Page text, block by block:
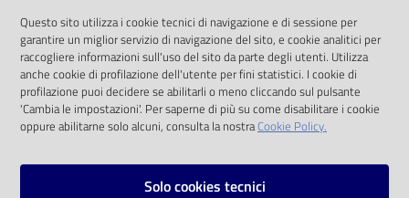
solo alle condizioni previste dalla direttiva
comunitaria 2003/98/CE e dal d.lgs. 36/2006
SOCIAL
Instagram
Questo sito utilizza i cookie tecnici di navigazione e di sessione per
garantire un miglior servizio di navigazione del sito, e cookie analitici per
raccogliere informazioni sull'uso del sito da parte degli utenti. Utilizza
anche cookie di profilazione dell'utente per fini statistici. I cookie di
profilazione puoi decidere se abilitarli o meno cliccando sul pulsante
'Cambia le impostazioni'. Per saperne di più su come disabilitare i cookie
oppure abilitarne solo alcuni, consulta la nostraCookie Policy.
Solo cookies tecnici